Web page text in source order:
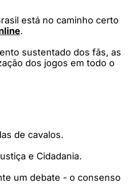
está no caminho certo
.
sustentado dos fãs, as
dos jogos em todo o
de cavalos.
e Cidadania.
um debate - o consenso